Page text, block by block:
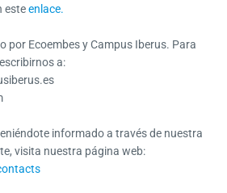
esteenlace.
por Ecoembes y Campus Iberus. Para
a:
informado a través de nuestra
visita nuestra página web: